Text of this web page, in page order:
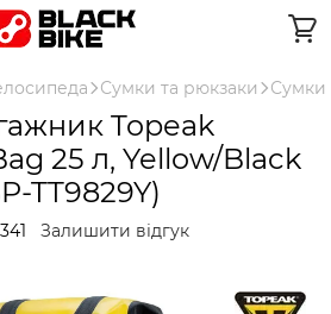
Сумки та рюкзаки Сумки
Topeak
25 л, Yellow/Black
TT9829Y)
Залишити відгук